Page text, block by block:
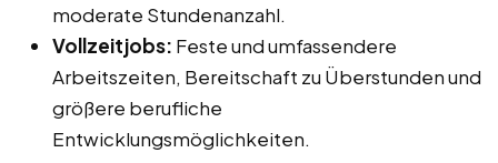
moderate Stundenanzahl.
Vollzeitjobs: Feste und umfassendere
Arbeitszeiten, Bereitschaft zu Überstunden und
größere berufliche
Entwicklungsmöglichkeiten.